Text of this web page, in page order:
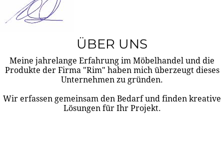
ÜBER UNS
Meine jahrelange Erfahrung im Möbelhandel und die
Produkte der Firma "Rim" haben mich überzeugt dieses
Unternehmen zu gründen.
Wir erfassen gemeinsam den Bedarf und finden kreative
Lösungen für Ihr Projekt.